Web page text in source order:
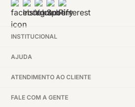
INSTITUCIONAL
AJUDA
ATENDIMENTO AO CLIENTE
FALE COM A GENTE